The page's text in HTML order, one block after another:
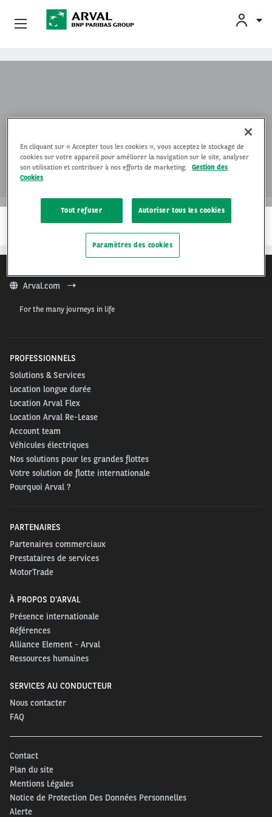
…
Arval.com
For the many journeys in life
PROFESSIONNELS
Solutions & Services
Location longue durée
Location Arval Flex
Location Arval Re-Lease
Account team
Véhicules électriques
Nos solutions pour les grandes flottes
Votre solution de flotte internationale
Pourquoi Arval ?
PARTENAIRES
Partenaires commerciaux
Prestataires de services
MotorTrade
À PROPOS D'ARVAL
Présence internationale
Références
Alliance Element - Arval
Ressources humaines
SERVICES AU CONDUCTEUR
Nous contacter
FAQ
Contact
Plan du site
Mentions Légales
Notice de Protection Des Données Personnelles
Alerte
Professionnels
Qui Sommes-Nous ?
Services Au Conducteur
En cliquant sur « Accepter tous les cookies », vous acceptez le stockage de
cookies sur votre appareil pour améliorer la navigation sur le site, analyser
son utilisation et contribuer à nos efforts de marketing.
Gestion des
Cookies
Tout refuser Autoriser tous les cookies
Paramètres des cookies